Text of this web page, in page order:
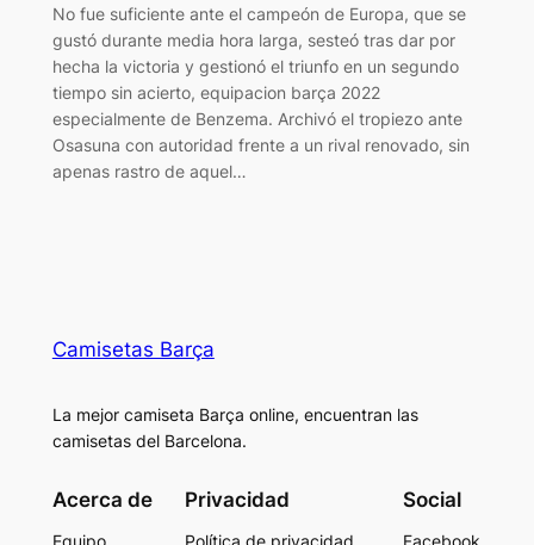
No fue suficiente ante el campeón de Europa, que se
gustó durante media hora larga, sesteó tras dar por
hecha la victoria y gestionó el triunfo en un segundo
tiempo sin acierto, equipacion barça 2022
especialmente de Benzema. Archivó el tropiezo ante
Osasuna con autoridad frente a un rival renovado, sin
apenas rastro de aquel…
Camisetas Barça
La mejor camiseta Barça online, encuentran las
camisetas del Barcelona.
Acerca de Privacidad Social